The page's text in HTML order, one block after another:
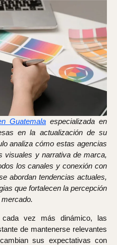
Guatemala especializada en
en la actualización de su
analiza cómo estas agencias
visuales y narrativa de marca,
los canales y conexión con
abordan tendencias actuales,
que fortalecen la percepción
vez más dinámico, las
de mantenerse relevantes
sus expectativas con